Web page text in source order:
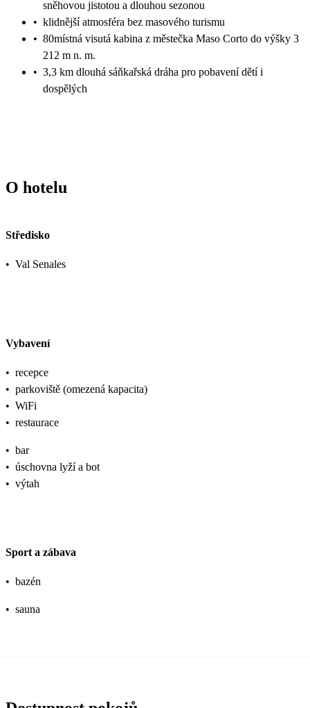
sněhovou jistotou a dlouhou sezonou
• klidnější atmosféra bez masového turismu
• 80místná visutá kabina z městečka Maso Corto do výšky 3
212 m n. m.
• 3,3 km dlouhá sáňkařská dráha pro pobavení dětí i
dospělých
O hotelu
Středisko
• Val Senales
Vybavení
• recepce
• parkoviště (omezená kapacita)
• WiFi
• restaurace
• bar
• úschovna lyží a bot
• výtah
Sport a zábava
• bazén
• sauna